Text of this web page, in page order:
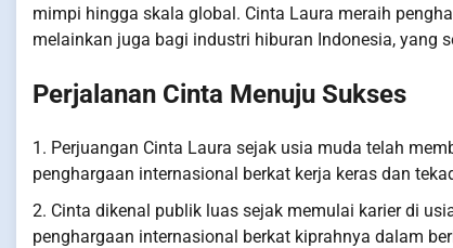
mimpi hingga skala global. Cinta Laura meraih
melainkan juga bagi industri hiburan Indonesia, yang
Perjalanan Cinta Menuju Sukses
1. Perjuangan Cinta Laura sejak usia muda telah
penghargaan internasional berkat kerja keras dan
2. Cinta dikenal publik luas sejak memulai karier di
penghargaan internasional berkat kiprahnya dalam